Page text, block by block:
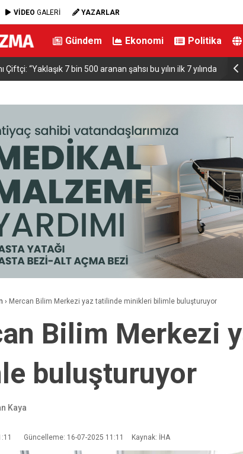
VİDEO GALERİ YAZARLAR
Gündem Ekonomi Politika
Gürlek, Büyükçekmece Cumhuriyet Başsavcısı Karakaya İran
› Mercan Bilim Merkezi yaz tatilinde minikleri bilimle buluşturuyor
Bilim Merkezi
buluşturuyor
Kaya
Güncelleme: 16-07-2025 11:11 Kaynak: İHA